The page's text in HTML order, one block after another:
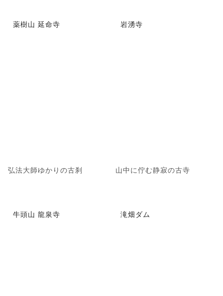
薬樹山 延命寺
弘法大師ゆかりの古刹
岩湧寺
山中に佇む静寂の古寺
牛頭山 龍泉寺 滝畑ダム